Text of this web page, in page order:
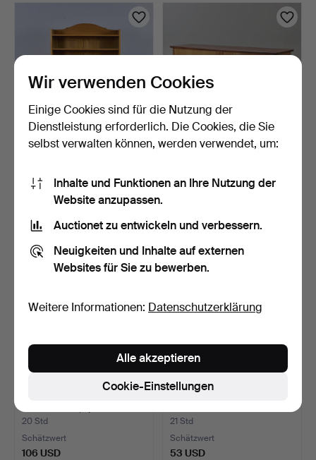
20 Std
20 Std
20 Std
Schätzwert
106 USD
KONSOLREGALE, ein Paar,
21 Std
Schätzwert
53 USD
Wir verwenden Cookies
Einige Cookies sind für die Nutzung der
Dienstleistung erforderlich. Die Cookies, die Sie
selbst verwalten können, werden verwendet, um:
Inhalte und Funktionen an Ihre Nutzung der
Website anzupassen.
Auctionet zu entwickeln und verbessern.
Neuigkeiten und Inhalte auf externen
Websites für Sie zu bewerben.
Weitere Informationen: Datenschutzerklärung
Cookie-Einstellungen
Alle akzeptieren